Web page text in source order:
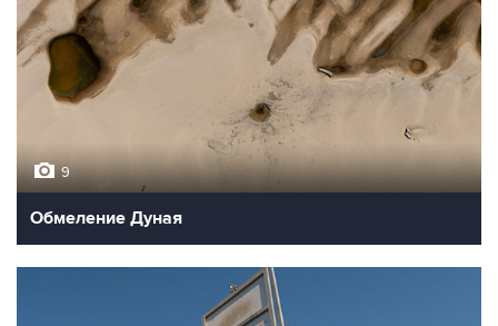
9
Обмеление Дуная